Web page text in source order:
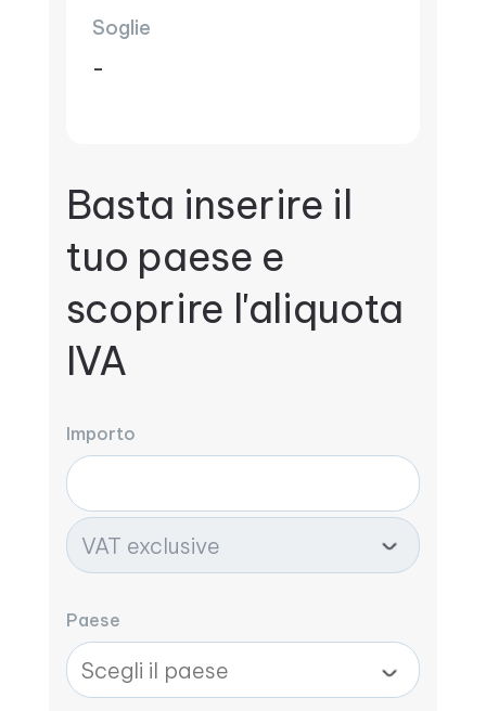
Soglie
-
Basta inserire il
tuo paese e
scoprire l'aliquota
IVA
Importo
Paese